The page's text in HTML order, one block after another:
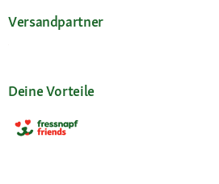
Versandpartner
Deine Vorteile